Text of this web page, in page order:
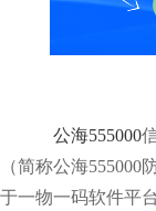
公海555000
（简称公海555000
于一物一码软件平